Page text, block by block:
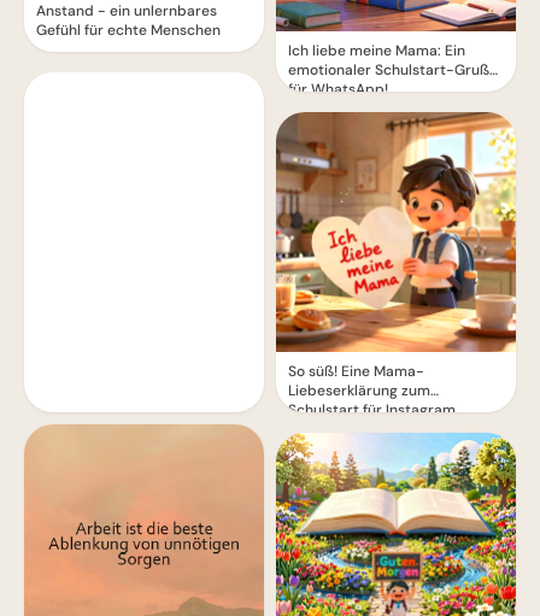
Anstand - ein unlernbares
Gefühl für echte Menschen
Ich liebe meine Mama: Ein
emotionaler Schulstart-Gruß
für WhatsApp!
So süß! Eine Mama-
Liebeserklärung zum
Schulstart für Instagram